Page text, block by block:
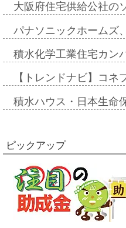
大阪府住宅供給公社の
パナソニックホームズ
積水化学工業住宅カン
【トレンドナビ】コ
積水ハウス・日本生命
ピックアップ